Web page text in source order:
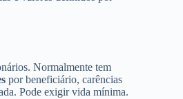
Normalmente tem
por beneficiário, carências
Pode exigir vida mínima.